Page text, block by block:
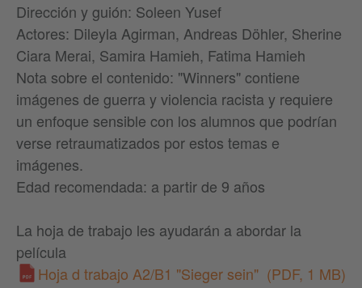
Dirección y guión: Soleen Yusef
Actores: Dileyla Agirman, Andreas Döhler, Sherine
Ciara Merai, Samira Hamieh, Fatima Hamieh
Nota sobre el contenido: "Winners" contiene
imágenes de guerra y violencia racista y requiere
un enfoque sensible con los alumnos que podrían
verse retraumatizados por estos temas e
imágenes.
Edad recomendada: a partir de 9 años
La hoja de trabajo les ayudarán a abordar la
película
Hoja d trabajo A2/B1 "Sieger sein" (PDF, 1 MB)